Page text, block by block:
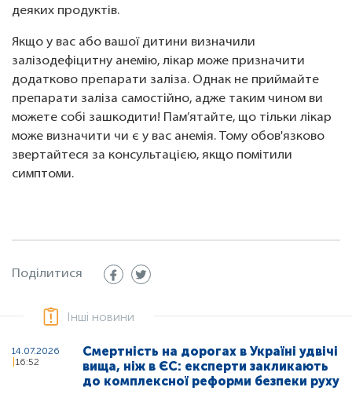
деяких продуктів.
Якщо у вас або вашої дитини визначили
залізодефіцитну анемію, лікар може призначити
додатково препарати заліза. Однак не приймайте
препарати заліза самостійно, адже таким чином ви
можете собі зашкодити! Пам’ятайте, що тільки лікар
може визначити чи є у вас анемія. Тому обов'язково
звертайтеся за консультацією, якщо помітили
симптоми.
Поділитися
Інші новини
14.07.2026
16:52
Смертність на дорогах в Україні удвічі
вища, ніж в ЄС: експерти закликають
до комплексної реформи безпеки руху